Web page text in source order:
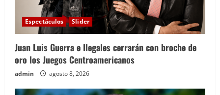
Espectáculos Slider
Juan Luis Guerra e Ilegales cerrarán con broche de
oro los Juegos Centroamericanos
admin agosto 8, 2026